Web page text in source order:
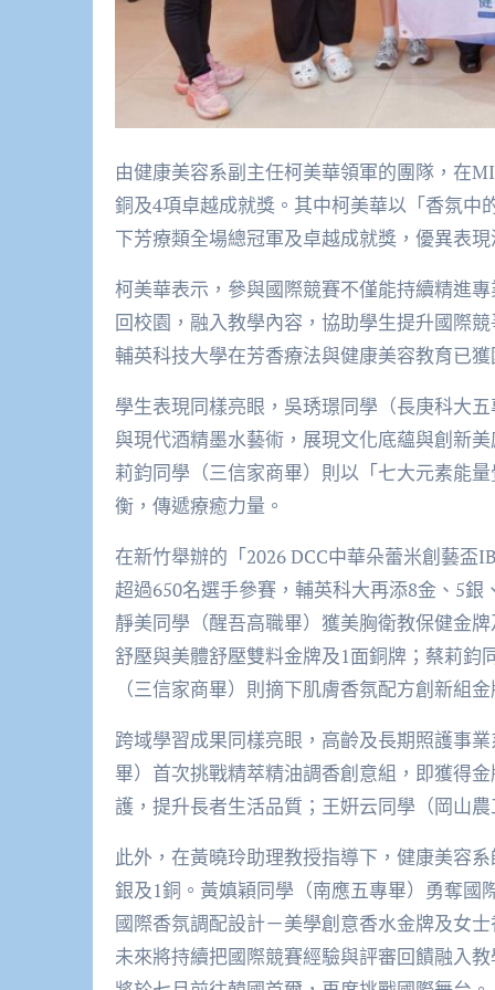
由健康美容系副主任柯美華領軍的團隊，在
銅及4項卓越成就獎。其中柯美華以「香氛
下芳療類全場總冠軍及卓越成就獎，優異表
柯美華表示，參與國際競賽不僅能持續精進
回校園，融入教學內容，協助學生提升國際
輔英科技大學在芳香療法與健康美容教育已
學生表現同樣亮眼，吳琇璟同學（長庚科大
與現代酒精墨水藝術，展現文化底蘊與創新
莉鈞同學（三信家商畢）則以「七大元素能
衡，傳遞療癒力量。
在新竹舉辦的「2026 DCC中華朵蕾米創藝盃
超過650名選手參賽，輔英科大再添8金、5
靜美同學（醒吾高職畢）獲美胸衛教保健金
舒壓與美體舒壓雙料金牌及1面銅牌；蔡莉
（三信家商畢）則摘下肌膚香氛配方創新組
跨域學習成果同樣亮眼，高齡及長期照護事
畢）首次挑戰精萃精油調香創意組，即獲得
護，提升長者生活品質；王姸云同學（岡山
此外，在黃曉玲助理教授指導下，健康美容
銀及1銅。黃嫃穎同學（南應五專畢）勇奪
國際香氛調配設計－美學創意香水金牌及女
未來將持續把國際競賽經驗與評審回饋融入